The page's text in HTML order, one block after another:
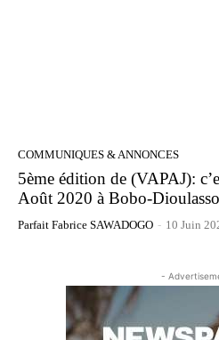
COMMUNIQUES & ANNONCES
5ème édition de (VAPAJ):
Août 2020 à Bobo-Dioulasso
Parfait Fabrice SAWADOGO - 10 Juin
-